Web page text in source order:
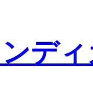
デ